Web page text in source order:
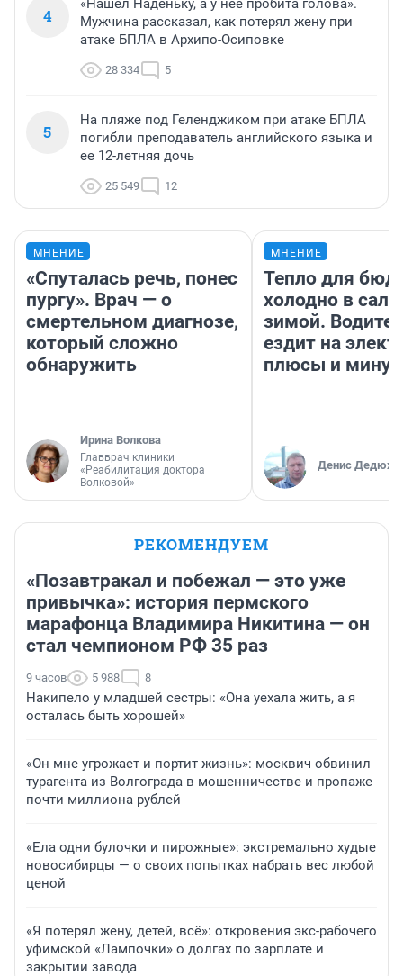
4
Мужчина рассказал, как потерял жену при
атаке БПЛА в Архипо-Осиповке
28 334 5
5
На пляже под Геленджиком при атаке БПЛА
погибли преподаватель английского языка и
ее 12-летняя дочь
25 549 12
МНЕНИЕ
«Спуталась речь, понес
пургу». Врач — о
смертельном диагнозе,
который сложно
обнаружить
Ирина Волкова
Главврач клиники
«Реабилитация доктора
Волковой»
МНЕНИЕ
Тепло для
холодно в
зимой.
ездит на
плюсы и
Денис
РЕКОМЕНДУЕМ
«Позавтракал и побежал — это уже
привычка»: история пермского
марафонца Владимира Никитина — он
стал чемпионом РФ 35 раз
9 часов 5 988 8
Накипело у младшей сестры: «Она уехала жить, а я
осталась быть хорошей»
«Он мне угрожает и портит жизнь»: москвич обвинил
турагента из Волгограда в мошенничестве и пропаже
почти миллиона рублей
«Ела одни булочки и пирожные»: экстремально худые
новосибирцы — о своих попытках набрать вес любой
ценой
«Я потерял жену, детей, всё»: откровения экс-рабочего
уфимской «Лампочки» о долгах по зарплате и
закрытии завода